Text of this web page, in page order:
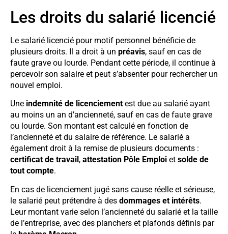
Les droits du salarié licencié
Le salarié licencié pour motif personnel bénéficie de
plusieurs droits. Il a droit à un préavis, sauf en cas de
faute grave ou lourde. Pendant cette période, il continue à
percevoir son salaire et peut s’absenter pour rechercher un
nouvel emploi.
Une indemnité de licenciement est due au salarié ayant
au moins un an d’ancienneté, sauf en cas de faute grave
ou lourde. Son montant est calculé en fonction de
l’ancienneté et du salaire de référence. Le salarié a
également droit à la remise de plusieurs documents :
certificat de travail , attestation Pôle Emploi et solde de
tout compte.
En cas de licenciement jugé sans cause réelle et sérieuse,
le salarié peut prétendre à des dommages et intérêts.
Leur montant varie selon l’ancienneté du salarié et la taille
de l’entreprise, avec des planchers et plafonds définis par